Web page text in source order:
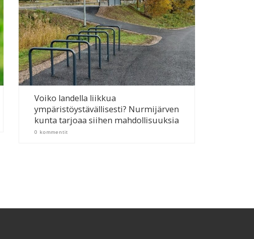
Voiko landella liikkua
ympäristöystävällisesti? Nurmijärven
kunta tarjoaa siihen mahdollisuuksia
0 kommentit